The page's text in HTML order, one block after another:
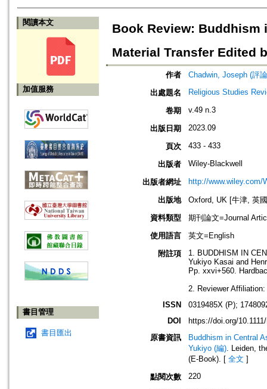
閱讀本文
加值服務
書目管理
書目匯出
Book Review: Buddhism
Material Transfer Edited
作者
Chadwin, Joseph (評
出處題名
Religious Studies
卷期 v.49 n.3
出版日期 2023.09
頁次 433 - 433
出版者 Wiley-Blackwell
出版者網址 http://www.wiley.com/
出版地
Oxford, UK [牛津, 英
資料類型
期刊論文=Journal
使用語言
英文=English
附註項
1. BUDDHISM IN
Yukiyo Kasai and
Pp. xxvi+560.
2. Reviewer
ISSN
0319485X (P);
DOI
https://doi.org/
原書資訊
Buddhism in Central
Yukiyo (編). Leiden,
(E-Book). [ 全文 ]
點閱次數
220